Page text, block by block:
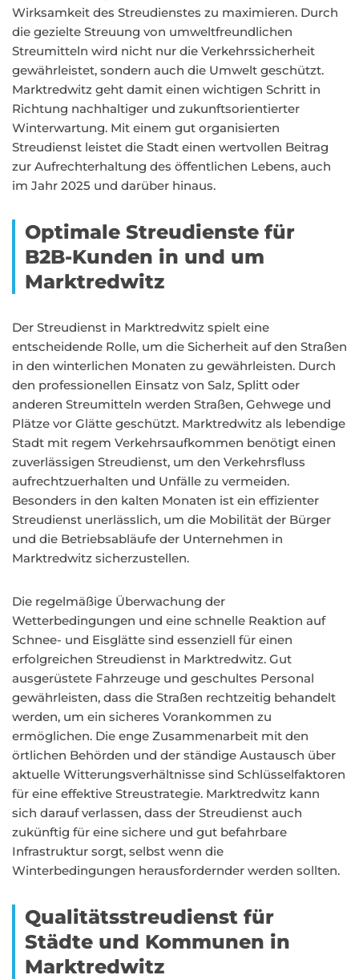
Wirksamkeit des Streudienstes zu maximieren. Durch
die gezielte Streuung von umweltfreundlichen
Streumitteln wird nicht nur die Verkehrssicherheit
gewährleistet, sondern auch die Umwelt geschützt.
Marktredwitz geht damit einen wichtigen Schritt in
Richtung nachhaltiger und zukunftsorientierter
Winterwartung. Mit einem gut organisierten
Streudienst leistet die Stadt einen wertvollen Beitrag
zur Aufrechterhaltung des öffentlichen Lebens, auch
im Jahr 2025 und darüber hinaus.
Optimale Streudienste für
B2B-Kunden in und um
Marktredwitz
Der Streudienst in Marktredwitz spielt eine
entscheidende Rolle, um die Sicherheit auf den Straßen
in den winterlichen Monaten zu gewährleisten. Durch
den professionellen Einsatz von Salz, Splitt oder
anderen Streumitteln werden Straßen, Gehwege und
Plätze vor Glätte geschützt. Marktredwitz als lebendige
Stadt mit regem Verkehrsaufkommen benötigt einen
zuverlässigen Streudienst, um den Verkehrsfluss
aufrechtzuerhalten und Unfälle zu vermeiden.
Besonders in den kalten Monaten ist ein effizienter
Streudienst unerlässlich, um die Mobilität der Bürger
und die Betriebsabläufe der Unternehmen in
Marktredwitz sicherzustellen.
Die regelmäßige Überwachung der
Wetterbedingungen und eine schnelle Reaktion auf
Schnee- und Eisglätte sind essenziell für einen
erfolgreichen Streudienst in Marktredwitz. Gut
ausgerüstete Fahrzeuge und geschultes Personal
gewährleisten, dass die Straßen rechtzeitig behandelt
werden, um ein sicheres Vorankommen zu
ermöglichen. Die enge Zusammenarbeit mit den
örtlichen Behörden und der ständige Austausch über
aktuelle Witterungsverhältnisse sind Schlüsselfaktoren
für eine effektive Streustrategie. Marktredwitz kann
sich darauf verlassen, dass der Streudienst auch
zukünftig für eine sichere und gut befahrbare
Infrastruktur sorgt, selbst wenn die
Winterbedingungen herausfordernder werden sollten.
Qualitätsstreudienst für
Städte und Kommunen in
Marktredwitz